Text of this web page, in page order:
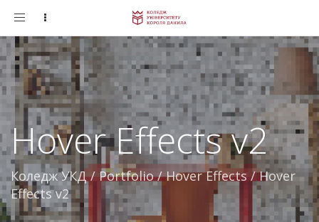
Toggle
Hover Effects v2
Коледж УКД/Portfolio/Hover Effects /Hover
Effects v2